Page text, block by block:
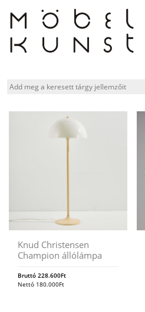
content
Knud Christensen
Champion állólámpa
Bruttó 228.600Ft
Nettó 180.000Ft